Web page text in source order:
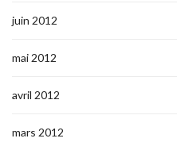
juin 2012
mai 2012
avril 2012
mars 2012